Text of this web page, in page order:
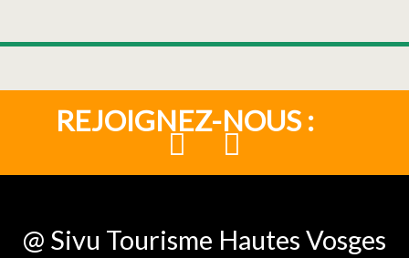
REJOIGNEZ-NOUS :
@ Sivu Tourisme Hautes Vosges